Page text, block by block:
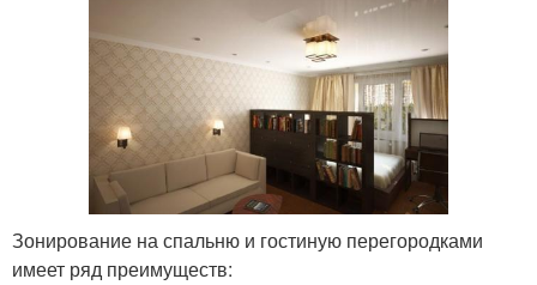
Зонирование на спальню и гостиную перегородками
имеет ряд преимуществ: